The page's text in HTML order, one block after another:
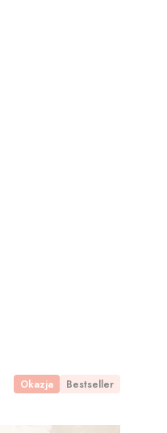
Okazja Bestseller